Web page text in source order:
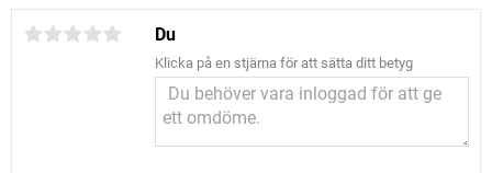
Du
Klicka på en stjärna för att sätta ditt betyg